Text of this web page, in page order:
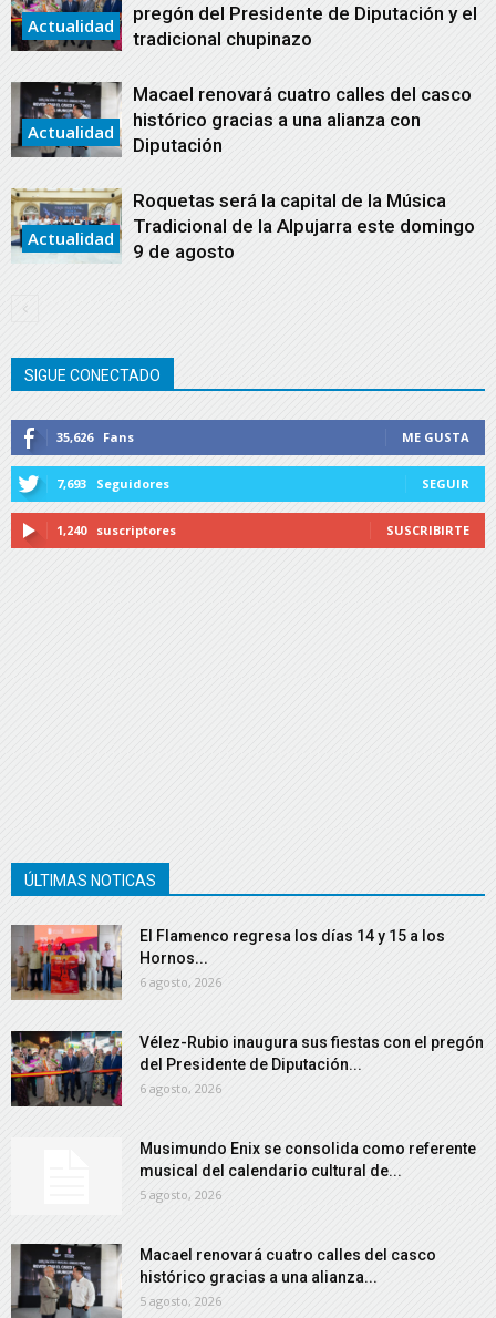
Actualidad
pregón del Presidente de Diputación y el
tradicional chupinazo
Actualidad
Macael renovará cuatro calles del casco
histórico gracias a una alianza con
Diputación
Actualidad
Roquetas será la capital de la Música
Tradicional de la Alpujarra este domingo
9 de agosto
SIGUE CONECTADO
35,626 Fans ME GUSTA
7,693 Seguidores SEGUIR
1,240 suscriptores SUSCRIBIRTE
ÚLTIMAS NOTICAS
El Flamenco regresa los días 14 y 15 a los
Hornos...
6 agosto, 2026
Vélez-Rubio inaugura sus fiestas con el pregón
del Presidente de Diputación...
6 agosto, 2026
Musimundo Enix se consolida como referente
musical del calendario cultural de...
5 agosto, 2026
Macael renovará cuatro calles del casco
histórico gracias a una alianza...
5 agosto, 2026